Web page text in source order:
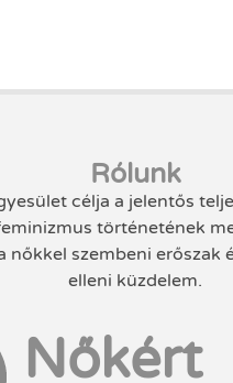
Rólunk
célja a jelentős
történetének
nőkkel szembeni erőszak
elleni küzdelem.
Nőkért